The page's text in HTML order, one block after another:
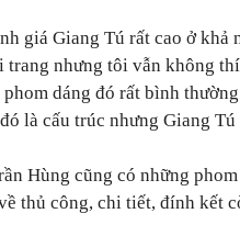
giá Giang Tú rất cao ở
trang nhưng tôi vẫn không
phom dáng đó rất bình
là cấu trúc nhưng Giang
Hùng cũng có những
thủ công, chi tiết, đính kết